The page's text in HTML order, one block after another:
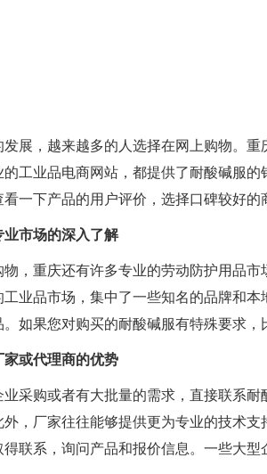
发展，越来越多的人选择在网上购物。
的工业品电商网站，都提供了耐酸碱服
看一下产品的用户评价，选择口碑较好
业市场的深入了解
物，重庆还有许多专业的劳动防护用品
工业品市场，集中了一些知名的品牌和
如果您对购买的耐酸碱服有特殊要求
家或代理商的优势
业采购或者有大批量的需求，直接联系
外，厂家往往能够提供更为专业的技术
得联系，询问产品和报价信息。一些大